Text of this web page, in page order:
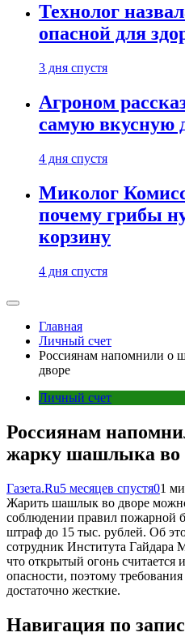
Технолог
опасной для
3 дня спустя
Агроном
самую вкусную
4 дня спустя
Миколог
почему грибы
корзину
4 дня спустя
Главная
Личный счет
Россиянам напомнили о
дворе
Личный счет
Россиянам
жарку шашлыка во
Газета.Ru5 месяцев спустя01
Жарить шашлык во дворе
соблюдении правил пожарной
штраф до 15 тыс. рублей. Об
сотрудник Института Гайдара
что открытый огонь
опасности, поэтому
достаточно жесткие.
Навигация по